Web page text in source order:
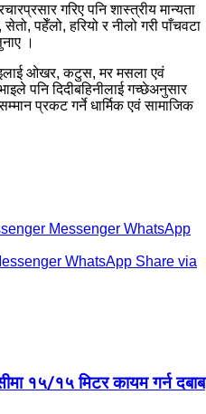
गरिए पनि शास्त्रीय मान्यता
पहेँलो, हरियो र नीलो गरी पाँचवटा
।
ओखर, कटुस, मर मसला एवं
पनि दिदीबहिनीलाई गच्छेअनुसार
प्रकट गर्ने धार्मिक एवं सामाजिक
Messenger WhatsApp
WhatsApp Share via
१५/१५ मिटर कायम गर्न दबाब